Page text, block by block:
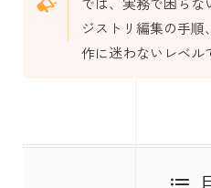
ジストリ編集の手
作に迷わないレベル